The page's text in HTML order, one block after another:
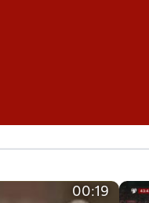
00:19